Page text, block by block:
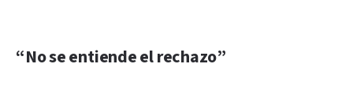
“No se entiende el rechazo”